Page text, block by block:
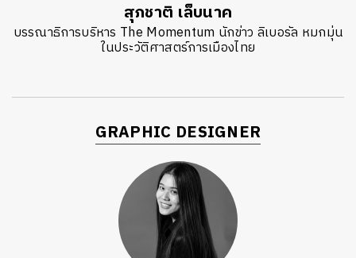
สุภชาติ เล็บนาค
บรรณาธิการบริหาร The Momentum นักข่าว ลิเบอรัล หมกมุ่น
ในประวัติศาสตร์การเมืองไทย
GRAPHIC DESIGNER